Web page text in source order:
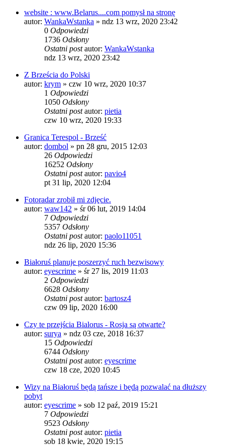
website : www.Belarus....com pomysł na stronę
autor: WankaWstanka » ndz 13 wrz, 2020 23:42
0 Odpowiedzi
1736 Odsłony
Ostatni postautor: WankaWstanka
ndz 13 wrz, 2020 23:42
Z Brześcia do Polski
autor: krym » czw 10 wrz, 2020 10:37
1 Odpowiedzi
1050 Odsłony
Ostatni postautor: pietia
czw 10 wrz, 2020 19:33
Granica Terespol - Brześć
autor: dombol » pn 28 gru, 2015 12:03
26 Odpowiedzi
16252 Odsłony
Ostatni postautor: pavio4
pt 31 lip, 2020 12:04
Fotoradar zrobił mi zdjęcie.
autor: waw142 » śr 06 lut, 2019 14:04
7 Odpowiedzi
5357 Odsłony
Ostatni postautor: paolo11051
ndz 26 lip, 2020 15:36
Białoruś planuje poszerzyć ruch bezwisowy
autor: eyescrime » śr 27 lis, 2019 11:03
2 Odpowiedzi
6628 Odsłony
Ostatni postautor: bartosz4
czw 09 lip, 2020 16:00
Czy te przejścia Bialorus - Rosja są otwarte?
autor: surya » ndz 03 cze, 2018 16:37
15 Odpowiedzi
6744 Odsłony
Ostatni postautor: eyescrime
czw 18 cze, 2020 10:45
Wizy na Białoruś będą tańsze i będą pozwalać na dłuższy
pobyt
autor: eyescrime » sob 12 paź, 2019 15:21
7 Odpowiedzi
9523 Odsłony
Ostatni postautor: pietia
sob 18 kwie, 2020 19:15